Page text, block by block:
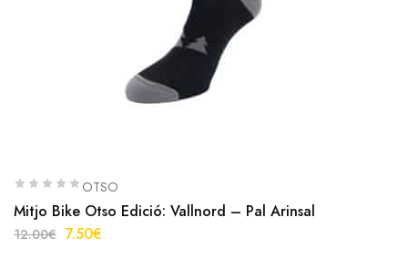
OTSO
Mitjo Bike Otso Edició: Vallnord – Pal Arinsal
12.00€ 7.50€